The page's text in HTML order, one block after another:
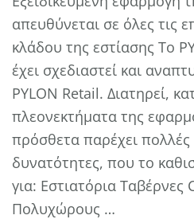
απευθύνεται σε όλες τις
κλάδου της εστίασης Το
έχει σχεδιαστεί και
PYLON Retail. Διατηρεί,
πλεονεκτήματα της
πρόσθετα παρέχει πολλές
δυνατότητες, που το
για: Εστιατόρια Ταβέρνες
Πολυχώρους …